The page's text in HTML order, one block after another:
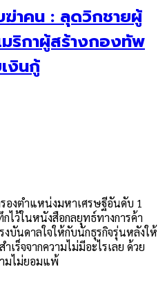
าคน : ลุดวิกชายผู้
มริกาผู้สร้างกองทัพ
งินกู้
รองตำแหน่งมหาเศรษฐีอันดับ 1
ไว้ในหนังสือกลยุทธ์ทางการค้า
งบันดาลใจให้กับนักธุรกิจรุ่นหลังให้
เร็จจากความไม่มีอะไรเลย ด้วย
มไม่ยอมแพ้